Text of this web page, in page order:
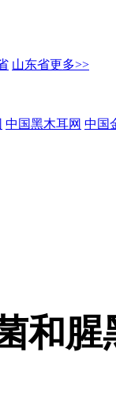
山东省更多>>
中国黑木耳网 中国
和